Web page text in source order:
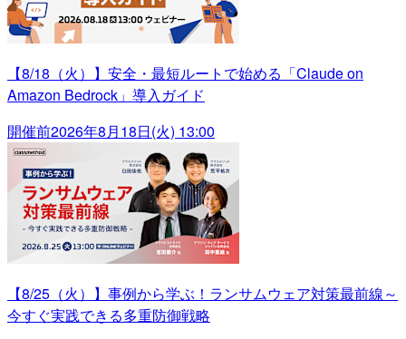
【8/18（火）】安全・最短ルートで始める「Claude on
Amazon Bedrock」導入ガイド
開催前2026年8月18日(火) 13:00
【8/25（火）】事例から学ぶ！ランサムウェア対策最前線～
今すぐ実践できる多重防御戦略